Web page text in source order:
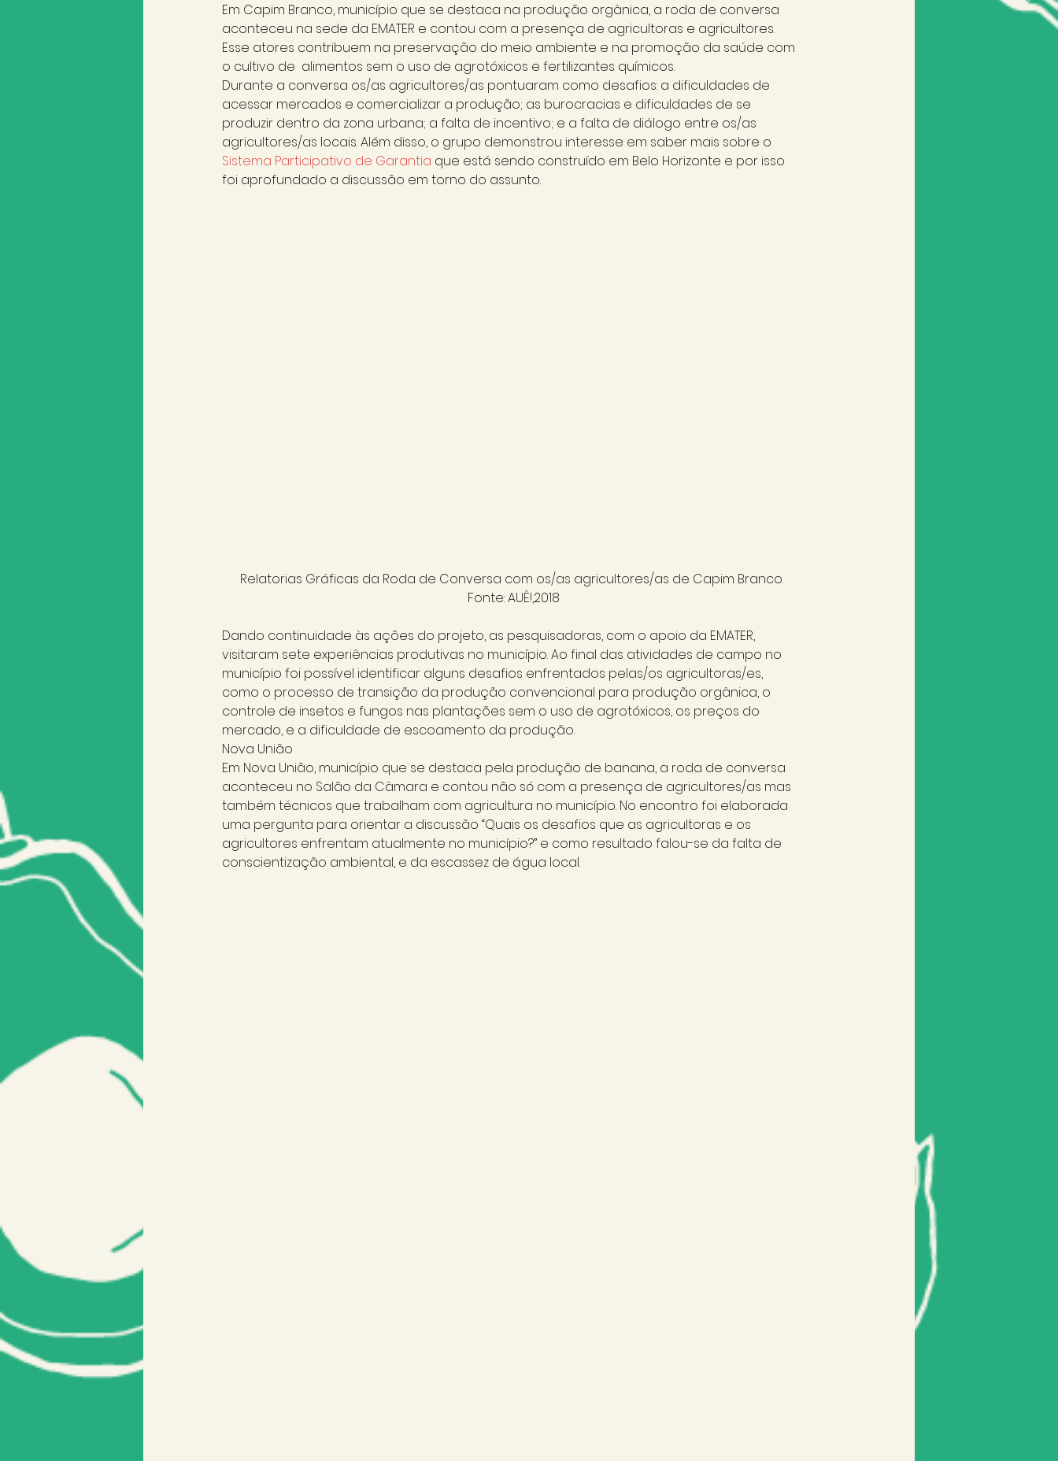
Em Capim Branco, município que se destaca na produção orgânica, a roda de conversa
aconteceu na sede da EMATER e contou com a presença de agricultoras e agricultores.
Esse atores contribuem na preservação do meio ambiente e na promoção da saúde com
o cultivo de  alimentos sem o uso de agrotóxicos e fertilizantes químicos.
Durante a conversa os/as agricultores/as pontuaram como desafios: a dificuldades de
acessar mercados e comercializar a produção; as burocracias e dificuldades de se
produzir dentro da zona urbana; a falta de incentivo; e a falta de diálogo entre os/as
agricultores/as locais. Além disso, o grupo demonstrou interesse em saber mais sobre o
Sistema Participativo de Garantia que está sendo construído em Belo Horizonte e por isso
foi aprofundado a discussão em torno do assunto.
Relatorias Gráficas da Roda de Conversa com os/as agricultores/as de Capim Branco.
Fonte: AUÊ!,2018
Dando continuidade às ações do projeto, as pesquisadoras, com o apoio da EMATER,
visitaram sete experiências produtivas no município. Ao final das atividades de campo no
município foi possível identificar alguns desafios enfrentados pelas/os agricultoras/es,
como o processo de transição da produção convencional para produção orgânica, o
controle de insetos e fungos nas plantações sem o uso de agrotóxicos, os preços do
mercado, e a dificuldade de escoamento da produção.
Nova União
Em Nova União, município que se destaca pela produção de banana, a roda de conversa
aconteceu no Salão da Câmara e contou não só com a presença de agricultores/as mas
também técnicos que trabalham com agricultura no município. No encontro foi elaborada
uma pergunta para orientar a discussão “Quais os desafios que as agricultoras e os
agricultores enfrentam atualmente no município?” e como resultado falou-se da falta de
conscientização ambiental, e da escassez de água local.